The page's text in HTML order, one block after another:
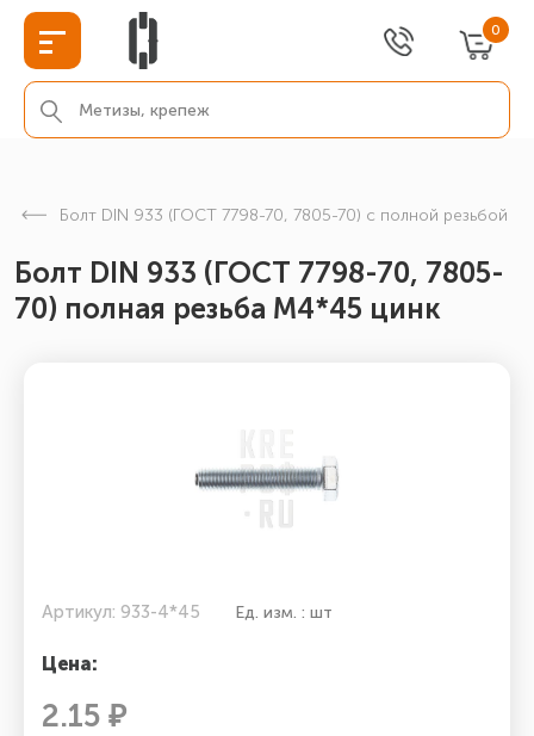
0
Болт DIN 933 (ГОСТ 7798-70, 7805-70) с полной резьбой
Болт DIN 933 (ГОСТ 7798-70, 7805-
70) полная резьба М4*45 цинк
Артикул: 933-4*45 Ед. изм. : шт
Цена:
2.15 ₽